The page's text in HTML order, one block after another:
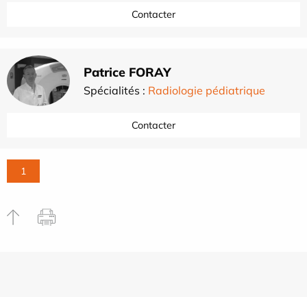
Contacter
Patrice FORAY
Spécialités : Radiologie pédiatrique
Contacter
1